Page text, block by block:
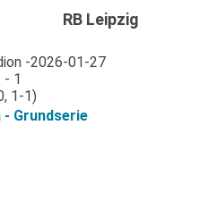
2026-01-27
- 1
1-1)
- Grundserie
RB Leipzig